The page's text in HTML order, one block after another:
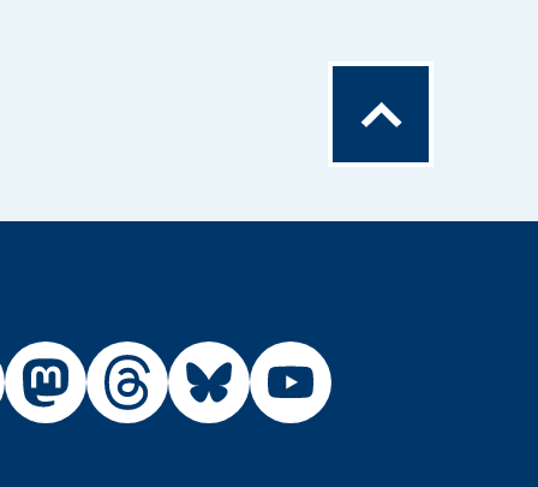
Zum
Seitenanfang
Externer
Link:
BfR
Externer
Link:
BfR
Externer
Link:
BfR
Externer
Link:
BfR